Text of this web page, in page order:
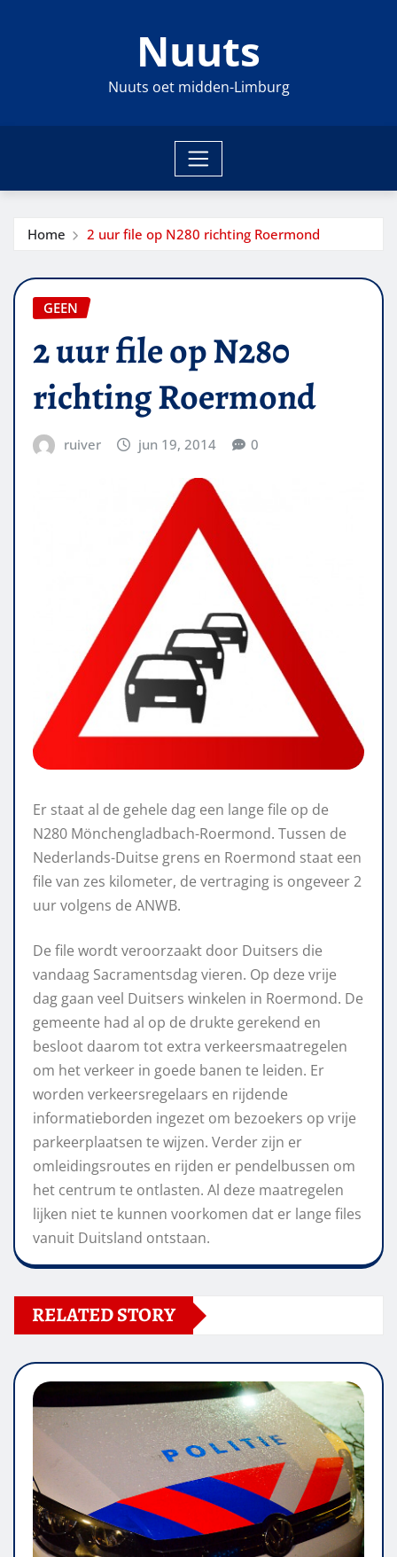
Nuuts
Nuuts oet midden-Limburg
Home 2 uur file op N280 richting Roermond
GEEN
2 uur file op N280
richting Roermond
ruiver jun 19, 2014 0
Er staat al de gehele dag een lange file op de
N280 Mönchengladbach-Roermond. Tussen de
Nederlands-Duitse grens en Roermond staat een
file van zes kilometer, de vertraging is ongeveer 2
uur volgens de ANWB.
De file wordt veroorzaakt door Duitsers die
vandaag Sacramentsdag vieren. Op deze vrije
dag gaan veel Duitsers winkelen in Roermond. De
gemeente had al op de drukte gerekend en
besloot daarom tot extra verkeersmaatregelen
om het verkeer in goede banen te leiden. Er
worden verkeersregelaars en rijdende
informatieborden ingezet om bezoekers op vrije
parkeerplaatsen te wijzen. Verder zijn er
omleidingsroutes en rijden er pendelbussen om
het centrum te ontlasten. Al deze maatregelen
lijken niet te kunnen voorkomen dat er lange files
vanuit Duitsland ontstaan.
RELATED STORY